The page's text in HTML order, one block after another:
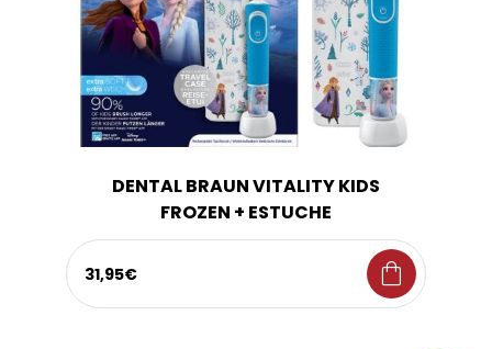
DENTAL BRAUN VITALITY KIDS
FROZEN + ESTUCHE
31,95€ shopping_bag